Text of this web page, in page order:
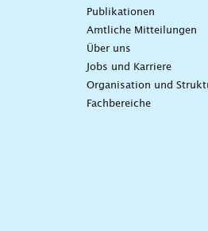
Publikationen
Amtliche Mitteilungen
Über uns
Jobs und Karriere
Organisation und
Fachbereiche